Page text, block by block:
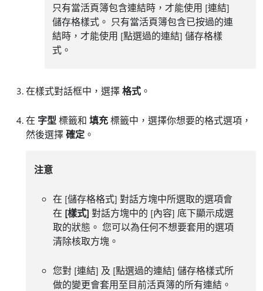
只有當活頁簿包含連結時，才能使用 [連結]
儲存格樣式。 只有當活頁簿包含已按過的連
結時，才能使用 [點選過的連結] 儲存格樣
式。
在樣式對話框中，選擇格式 。
在 字型 標籤和 填充標籤中，選擇你想要的格式選項，
然後選擇確定 。
注意
在 [儲存格格式] 對話方塊中所選取的選項會
在 [樣式] 對話方塊中的 [內容] 底下顯示成選
取的狀態。 您可以為任何不想要套用的選項
清除核取方塊。
您對 [連結] 及 [點選過的連結] 儲存格樣式所
做的變更會套用至目前活頁簿的所有連結。